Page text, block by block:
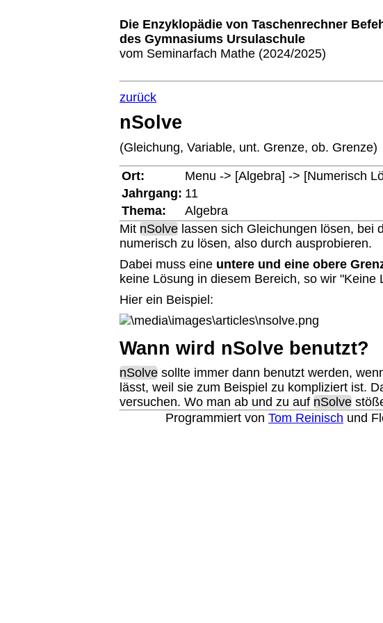
Die Enzyklopädie von Taschenrechner B
des Gymnasiums Ursulaschule
vom Seminarfach Mathe (2024/2025)
zurück
nSolve
(Gleichung, Variable, unt. Grenze, ob. Grenze)
Ort:
Menu -> [Algebra] -> [Numerisch
Jahrgang: 11
Thema:
Algebra
Mit nSolve lassen sich Gleichungen lösen, bei
numerisch zu lösen, also durch ausprobieren.
Dabei muss eine untere und eine obere
keine Lösung in diesem Bereich, so wir
Hier ein Beispiel:
Wann wird nSolve benutzt?
nSolve sollte immer dann benutzt werden,
lässt, weil sie zum Beispiel zu kompliziert ist.
versuchen. Wo man ab und zu auf nSolve
Programmiert von Tom Reinisch und